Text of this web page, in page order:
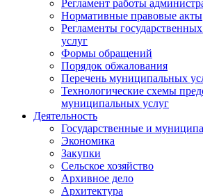
Регламент работы
Нормативные правовые акты
Регламенты
услуг
Формы обращений
Порядок обжалования
Перечень муниципальных
Технологические схемы
муниципальных услуг
Деятельность
Государственные и
Экономика
Закупки
Сельское хозяйство
Архивное дело
Архитектура